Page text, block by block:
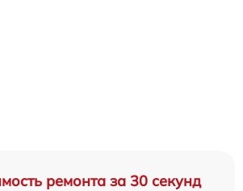
ремонта за 30 секунд